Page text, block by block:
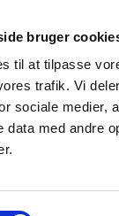
bruger
til at tilpasse
trafik. Vi
sociale medier,
data med andre
og